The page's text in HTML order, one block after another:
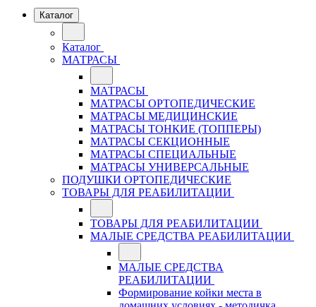
Каталог
Каталог
МАТРАСЫ
МАТРАСЫ
МАТРАСЫ ОРТОПЕДИЧЕСКИЕ
МАТРАСЫ МЕДИЦИНСКИЕ
МАТРАСЫ ТОНКИЕ (ТОППЕРЫ)
МАТРАСЫ СЕКЦИОННЫЕ
МАТРАСЫ СПЕЦИАЛЬНЫЕ
МАТРАСЫ УНИВЕРСАЛЬНЫЕ
ПОДУШКИ ОРТОПЕДИЧЕСКИЕ
ТОВАРЫ ДЛЯ РЕАБИЛИТАЦИИ
ТОВАРЫ ДЛЯ РЕАБИЛИТАЦИИ
МАЛЫЕ СРЕДСТВА РЕАБИЛИТАЦИИ
МАЛЫЕ СРЕДСТВА
РЕАБИЛИТАЦИИ
Формирование койки места в